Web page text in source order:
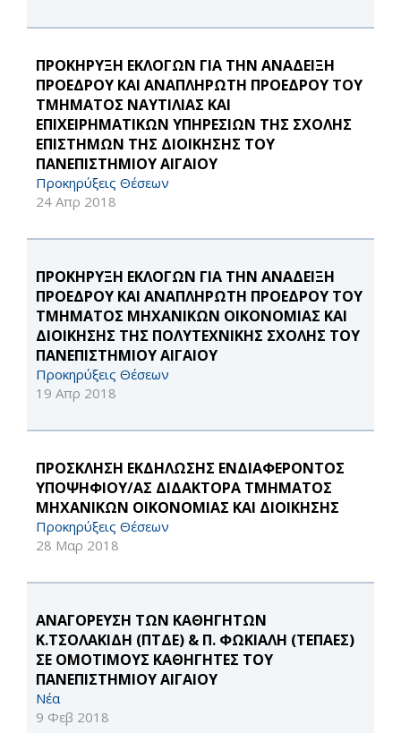
ΠΡΟΚΗΡΥΞΗ ΕΚΛΟΓΩΝ ΓΙΑ ΤΗΝ ΑΝΑΔΕΙΞΗ
ΠΡΟΕΔΡΟΥ ΚΑΙ ΑΝΑΠΛΗΡΩΤΗ ΠΡΟΕΔΡΟΥ ΤΟΥ
ΤΜΗΜΑΤΟΣ ΝΑΥΤΙΛΙΑΣ ΚΑΙ
ΕΠΙΧΕΙΡΗΜΑΤΙΚΩΝ ΥΠΗΡΕΣΙΩΝ ΤΗΣ ΣΧΟΛΗΣ
ΕΠΙΣΤΗΜΩΝ ΤΗΣ ΔΙΟΙΚΗΣΗΣ ΤΟΥ
ΠΑΝΕΠΙΣΤΗΜΙΟΥ ΑΙΓΑΙΟΥ
Προκηρύξεις Θέσεων
24 Απρ 2018
ΠΡΟΚΗΡΥΞΗ ΕΚΛΟΓΩΝ ΓΙΑ ΤΗΝ ΑΝΑΔΕΙΞΗ
ΠΡΟΕΔΡΟΥ ΚΑΙ ΑΝΑΠΛΗΡΩΤΗ ΠΡΟΕΔΡΟΥ ΤΟΥ
ΤΜΗΜΑΤΟΣ ΜΗΧΑΝΙΚΩΝ ΟΙΚΟΝΟΜΙΑΣ ΚΑΙ
ΔΙΟΙΚΗΣΗΣ ΤΗΣ ΠΟΛΥΤΕΧΝΙΚΗΣ ΣΧΟΛΗΣ ΤΟΥ
ΠΑΝΕΠΙΣΤΗΜΙΟΥ ΑΙΓΑΙΟΥ
Προκηρύξεις Θέσεων
19 Απρ 2018
ΠΡΟΣΚΛΗΣΗ ΕΚΔΗΛΩΣΗΣ ΕΝΔΙΑΦΕΡΟΝΤΟΣ
ΥΠΟΨΗΦΙΟΥ/ΑΣ ΔΙΔΑΚΤΟΡΑ ΤΜΗΜΑΤΟΣ
ΜΗΧΑΝΙΚΩΝ ΟΙΚΟΝΟΜΙΑΣ ΚΑΙ ΔΙΟΙΚΗΣΗΣ
Προκηρύξεις Θέσεων
28 Μαρ 2018
ΑΝΑΓΟΡΕΥΣΗ ΤΩΝ ΚΑΘΗΓΗΤΩΝ
Κ.ΤΣΟΛΑΚΙΔΗ (ΠΤΔΕ) & Π. ΦΩΚΙΑΛΗ (ΤΕΠΑΕΣ)
ΣΕ ΟΜΟΤΙΜΟΥΣ ΚΑΘΗΓΗΤΕΣ ΤΟΥ
ΠΑΝΕΠΙΣΤΗΜΙΟΥ ΑΙΓΑΙΟΥ
Νέα
9 Φεβ 2018